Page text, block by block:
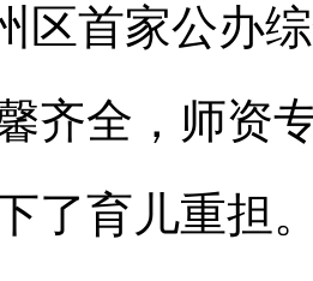
区首家公办
齐全，师资
了育儿重担